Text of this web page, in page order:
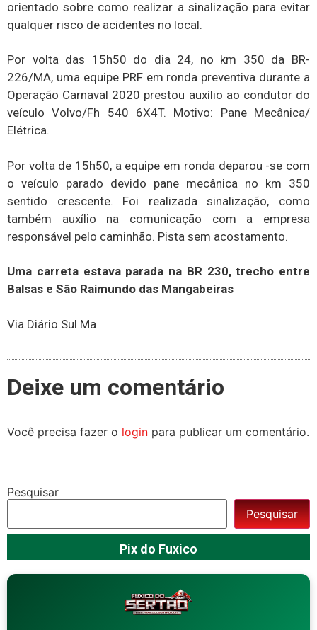
orientado sobre como realizar a sinalização para evitar
qualquer risco de acidentes no local.
Por volta das 15h50 do dia 24, no km 350 da BR-
226/MA, uma equipe PRF em ronda preventiva durante a
Operação Carnaval 2020 prestou auxílio ao condutor do
veículo Volvo/Fh 540 6X4T. Motivo: Pane Mecânica/
Elétrica.
Por volta de 15h50, a equipe em ronda deparou -se com
o veículo parado devido pane mecânica no km 350
sentido crescente. Foi realizada sinalização, como
também auxílio na comunicação com a empresa
responsável pelo caminhão. Pista sem acostamento.
Uma carreta estava parada na BR 230, trecho entre
Balsas e São Raimundo das Mangabeiras
Via Diário Sul Ma
Deixe um comentário
Você precisa fazer o login para publicar um comentário.
Pesquisar
Pesquisar
Pix do Fuxico